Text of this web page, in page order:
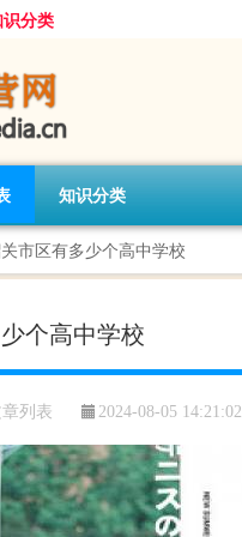
分类
知识分类
市区有多少个高中学校
个高中学校
列表 2024-08-05 14:21:02